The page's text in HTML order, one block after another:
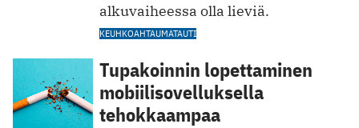
alkuvaiheessa olla lieviä.
KEUHKOAHTAUMATAUTI
Tupakoinnin lopettaminen
mobiilisovelluksella
tehokkaampaa